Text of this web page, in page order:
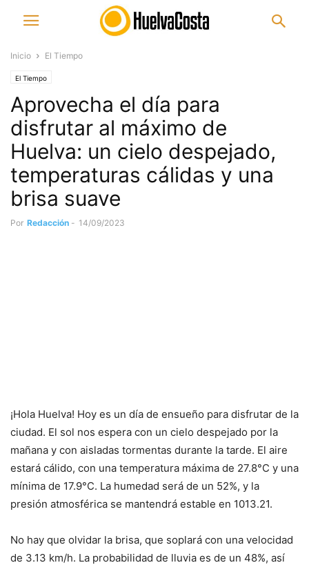
Inicio El Tiempo
El Tiempo
Aprovecha el día para
disfrutar al máximo de
Huelva: un cielo despejado,
temperaturas cálidas y una
brisa suave
Por Redacción - 14/09/2023
¡Hola Huelva! Hoy es un día de ensueño para disfrutar de la
ciudad. El sol nos espera con un cielo despejado por la
mañana y con aisladas tormentas durante la tarde. El aire
estará cálido, con una temperatura máxima de 27.8°C y una
mínima de 17.9°C. La humedad será de un 52%, y la
presión atmosférica se mantendrá estable en 1013.21.
No hay que olvidar la brisa, que soplará con una velocidad
de 3.13 km/h. La probabilidad de lluvia es de un 48%, así